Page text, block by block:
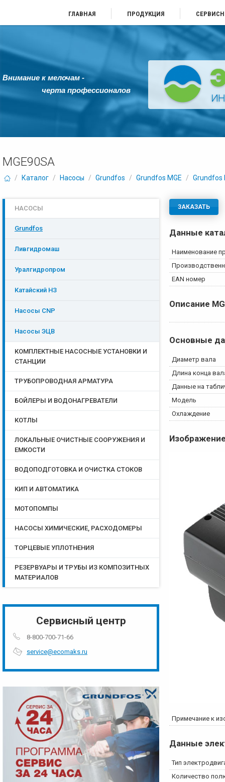
ГЛАВНАЯ ПРОДУКЦИЯ
Внимание к мелочам -
черта профессионалов
MGE90SA
/ Каталог / Насосы / Grundfos / Grundfos MGE / Grundfos
ЗАКАЗАТЬ
Данные
Наименование
EAN номер
Описание
Основные
Диаметр вала
Длина конца
Данные на
Модель
Охлаждение
Примечание к
Данные
Тип
Количество
НАСОСЫ
Grundfos
Ливгидромаш
Уралгидропром
Катайский НЗ
Насосы CNP
Насосы ЭЦB
КОМПЛЕКТНЫЕ НАСОСНЫЕ УСТАНОВКИ И
СТАНЦИИ
ТРУБОПРОВОДНАЯ АРМАТУРА
БОЙЛЕРЫ И ВОДОНАГРЕВАТЕЛИ
КОТЛЫ
ЛОКАЛЬНЫЕ ОЧИСТНЫЕ СООРУЖЕНИЯ И
ЕМКОСТИ
ВОДОПОДГОТОВКА И ОЧИСТКА СТОКОВ
КИП И АВТОМАТИКА
МОТОПОМПЫ
НАСОСЫ ХИМИЧЕСКИЕ, РАСХОДОМЕРЫ
ТОРЦЕВЫЕ УПЛОТНЕНИЯ
РЕЗЕРВУАРЫ И ТРУБЫ ИЗ КОМПОЗИТНЫХ
МАТЕРИАЛОВ
Сервисный центр
8-800-700-71-66
service@ecomaks.ru